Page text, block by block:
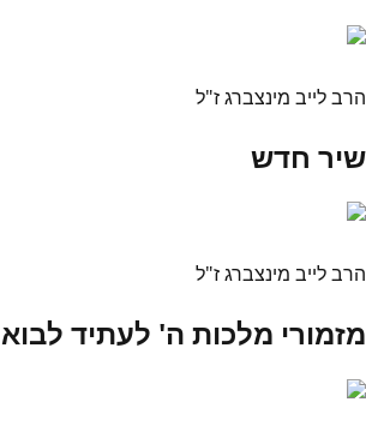
הרב לייב מינצברג ז"ל
שיר חדש
הרב לייב מינצברג ז"ל
מזמורי מלכות ה' לעתיד לבוא